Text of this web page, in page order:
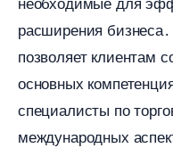
расширения
позволяет клиентам
основных
специалисты по
международных